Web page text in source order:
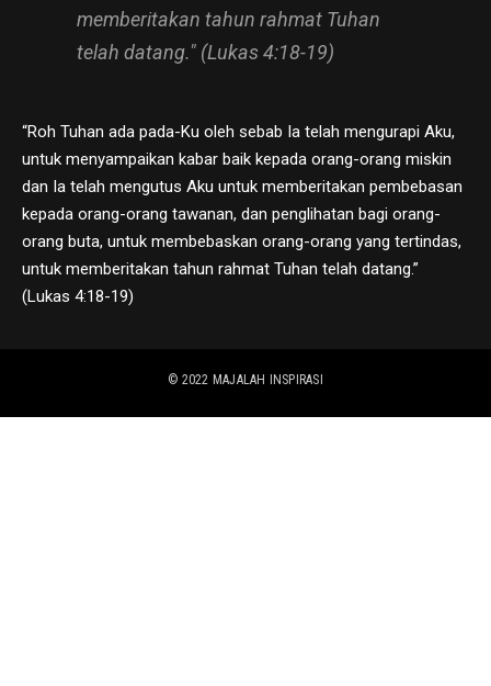
memberitakan tahun rahmat Tuhan
telah datang." (Lukas 4:18-19)
“Roh Tuhan ada pada-Ku oleh sebab Ia telah mengurapi Aku,
untuk menyampaikan kabar baik kepada orang-orang miskin
dan Ia telah mengutus Aku untuk memberitakan pembebasan
kepada orang-orang tawanan, dan penglihatan bagi orang-
orang buta, untuk membebaskan orang-orang yang tertindas,
untuk memberitakan tahun rahmat Tuhan telah datang.”
(Lukas 4:18-19)
© 2022 MAJALAH INSPIRASI